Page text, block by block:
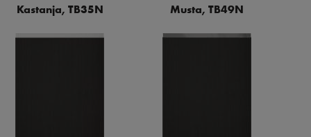
Kastanja, TB35N Musta, TB49N